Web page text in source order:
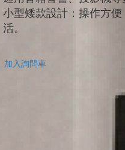
小型矮款設計：操作方
活。
加入詢問車